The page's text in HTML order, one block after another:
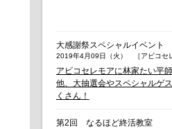
大感謝祭スペシャルイベント
2019年4月09日（火） ［アビコセ
アビコセレモアに林家たい平
他、大抽選会やスペシャルゲ
くさん！
第2回 なるほど終活教室